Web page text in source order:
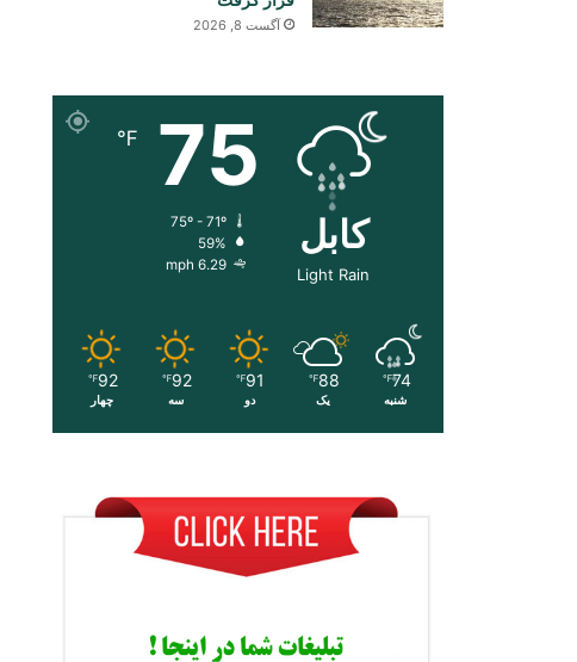
آگست 8, 2026
کابل
Light Rain
75
℉
59%
6.29 mph
74
℉
شنبه
88
℉
یک
91
℉
دو
92
℉
سه
92
℉
چهار